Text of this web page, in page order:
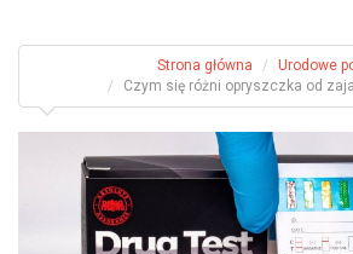
Strona główna
Urodowe
Czym się różni opryszczka od